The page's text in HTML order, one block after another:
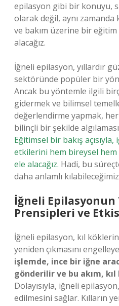
epilasyon gibi bir konuyu,
olarak değil, aynı zamanda
ve bakım üzerine bir
alacağız.
İğneli epilasyon, yıllardır
sektöründe popüler bir
Ancak bu yöntemle ilgili
gidermek ve bilimsel
değerlendirme yapmak,
bilinçli bir şekilde
Eğitimsel bir bakış
etkilerini hem bireysel
ele alacağız. Hadi, bu
daha anlamlı
İğneli Epilasyonun
Prensipleri ve
İğneli epilasyon, kıl
yeniden çıkmasını
işlemde, ince bir iğne
gönderilir ve bu akım,
Dolayısıyla, iğneli
edilmesini sağlar. Kılların